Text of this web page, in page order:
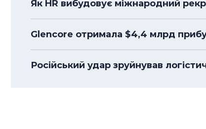
Як HR вибудовує міжнародний
Glencore отримала $4,4 млрд
Російський удар зруйнував